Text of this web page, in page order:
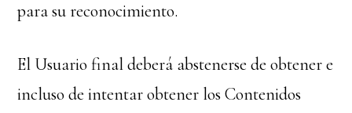
para su reconocimiento.
El Usuario final deberá abstenerse de obtener e
incluso de intentar obtener los Contenidos